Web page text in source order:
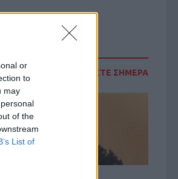
or
to
may
of the
List of
ΔΙΑΒΑΣΤΕ ΣΗΜΕΡΑ